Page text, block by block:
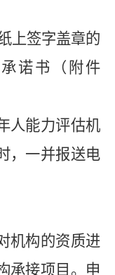
上签字盖章的
诺书（附件
人能力评估机
，一并报送电
机构的资质进
承接项目。申